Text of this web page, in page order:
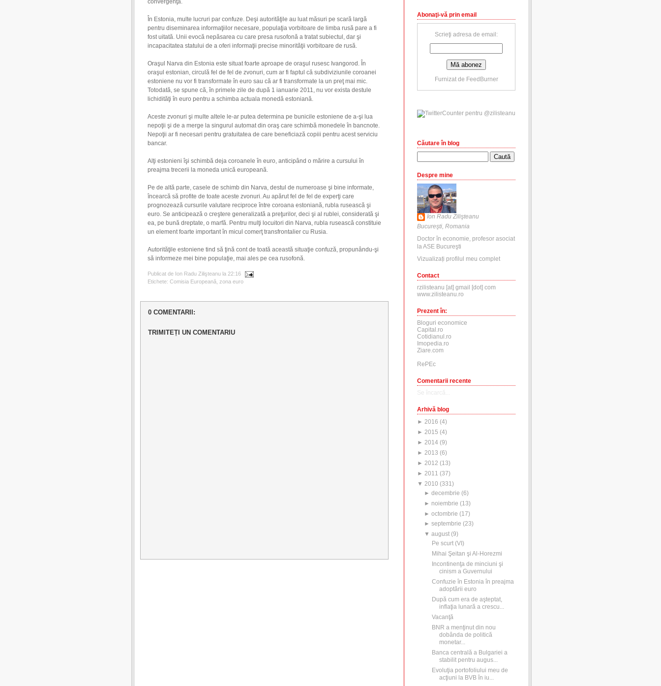
convergenţă.
În Estonia, multe lucruri par confuze. Deşi autorităţile au luat măsuri pe scară largă
pentru diseminarea informaţiilor necesare, populaţia vorbitoare de limba rusă pare a fi
fost uitată. Unii evocă nepăsarea cu care presa rusofonă a tratat subiectul, dar şi
incapacitatea statului de a oferi informaţii precise minorităţii vorbitoare de rusă.
Oraşul Narva din Estonia este situat foarte aproape de oraşul rusesc Ivangorod. În
oraşul estonian, circulă fel de fel de zvonuri, cum ar fi faptul că subdiviziunile coroanei
estoniene nu vor fi transformate în euro sau că ar fi transformate la un preţ mai mic.
Totodată, se spune că, în primele zile de după 1 ianuarie 2011, nu vor exista destule
lichidităţi în euro pentru a schimba actuala monedă estoniană.
Aceste zvonuri şi multe altele le-ar putea determina pe bunicile estoniene de a-şi lua
nepoţii şi de a merge la singurul automat din oraş care schimbă monedele în bancnote.
Nepoţii ar fi necesari pentru gratuitatea de care beneficiază copiii pentru acest serviciu
bancar.
Alţi estonieni îşi schimbă deja coroanele în euro, anticipând o mărire a cursului în
preajma trecerii la moneda unică europeană.
Pe de altă parte, casele de schimb din Narva, destul de numeroase şi bine informate,
încearcă să profite de toate aceste zvonuri. Au apărut fel de fel de experţi care
prognozează cursurile valutare reciproce între coroana estoniană, rubla rusească şi
euro. Se anticipează o creştere generalizată a preţurilor, deci şi al rublei, considerată şi
ea, pe bună dreptate, o marfă. Pentru mulţi locuitori din Narva, rubla rusească constituie
un element foarte important în micul comerţ transfrontalier cu Rusia.
Autorităţile estoniene tind să ţină cont de toată această situaţie confuză, propunându-şi
să informeze mei bine populaţie, mai ales pe cea rusofonă.
Publicat de Ion Radu Zilişteanu la 22:16
Etichete: Comisia Europeană zona euro
0 COMENTARII:
TRIMITEȚI UN COMENTARIU
Abonaţi-vă prin email
Scrieţi adresa de email:
Furnizat de FeedBurner
Căutare în blog
Despre mine
Ion Radu Zilişteanu
Bucureşti, Romania
Doctor în economie, profesor asociat
la ASE Bucureşti
Vizualizați profilul meu complet
Contact
rzilisteanu [at] gmail [dot] com
www.zilisteanu.ro
Prezent în:
Bloguri economice
Capital.ro
Cotidianul.ro
Imopedia.ro
Ziare.com
RePEc
Comentarii recente
Se încarcă...
Arhivă blog
► 2016 (4)
► 2015 (4)
► 2014 (9)
► 2013 (6)
► 2012 (13)
► 2011 (37)
▼ 2010 (331 )
►decembrie (6)
► noiembrie (13)
►octombrie (17)
►septembrie (23)
▼august (9)
Pe scurt (VI)
Mihai Şeitan şi Al-Horezmi
Incontinenţa de minciuni şi
cinism a Guvernului
Confuzie în Estonia în preajma
adoptării euro
După cum era de aşteptat,
inflaţia lunară a crescu...
Vacanţă
BNR a menţinut din nou
dobânda de politică
monetar...
Banca centrală a Bulgariei a
stabilit pentru augus...
Evoluţia portofoliului meu de
acţiuni la BVB în iu...